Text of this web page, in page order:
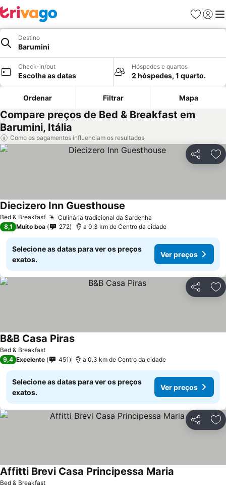
Favoritos
Iniciar
Destino
Barumini
Check-in/out
Escolha as datas
Hóspedes e quartos
2 hóspedes, 1 quarto.
Ordenar Filtrar Mapa
Compare preços de Bed & Breakfast em
Barumini, Itália
Como os pagamentos influenciam os resultados
Partilhar
Bed & Breakfast Culinária tradicional da Sardenha
Diecizero Inn Guesthouse
8,1 Muito boa 272 a 0.3 km de Centro da cidade
Selecione as datas para ver os preços
exatos.
Ver preços
Partilhar
Bed & Breakfast
B&B Casa Piras
9,4 Excelente 451 a 0.3 km de Centro da cidade
Selecione as datas para ver os preços
exatos.
Ver preços
Partilhar
Bed & Breakfast
Affitti Brevi Casa Principessa Maria